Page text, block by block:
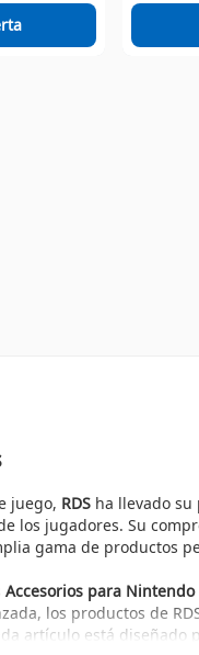
juego, RDS ha llevado su
los jugadores. Su
gama de productos
Accesorios para Nintendo
los productos de
artículo está